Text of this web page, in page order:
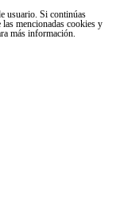
usuario. Si continúas
las mencionadas cookies y
más información.